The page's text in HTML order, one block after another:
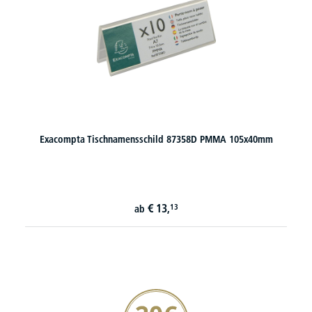
Exacompta Tischnamensschild 87358D PMMA 105x40mm
ab € 13,13
20€ Gutschein sichern